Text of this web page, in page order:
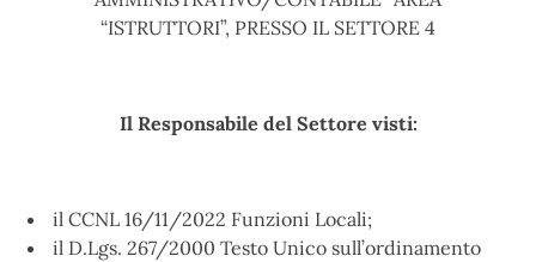
“ISTRUTTORI”, PRESSO IL SETTORE 4
Il Responsabile del Settore visti:
il CCNL 16/11/2022 Funzioni Locali;
il D.Lgs. 267/2000 Testo Unico sull’ordinamento